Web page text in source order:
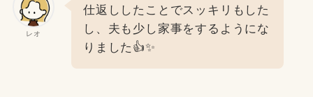
レオ
仕返ししたことでスッキリもした
し、夫も少し家事をするようにな
りました👍✨